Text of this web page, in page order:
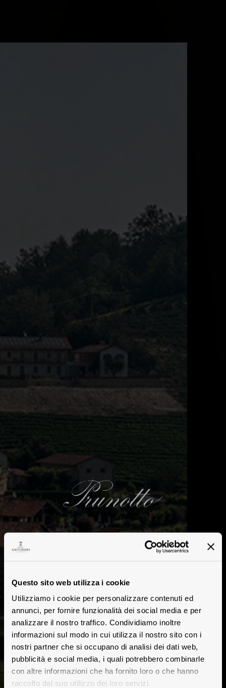
Questo sito web utilizza i cookie
Utilizziamo i cookie per personalizzare contenuti ed
annunci, per fornire funzionalità dei social media e per
analizzare il nostro traffico. Condividiamo inoltre
informazioni sul modo in cui utilizza il nostro sito con i
nostri partner che si occupano di analisi dei dati web,
pubblicità e social media, i quali potrebbero combinarle
con altre informazioni che ha fornito loro o che hanno
raccolto dal suo utilizzo dei loro servizi.